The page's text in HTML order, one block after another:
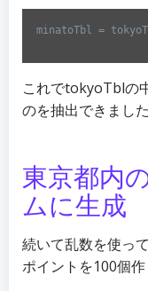
minatoTbl =
Matlab
( matlab )
これでtokyoTblの
のを抽出できました
東京都内
ムに生成
続いて乱数を使っ
ポイントを100個作